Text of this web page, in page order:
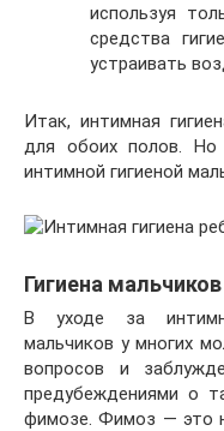
используя
средства
устраивать
Итак, интимная
для обоих полов.
интимной гигиеной
Гигиена мальчиков
В уходе за
мальчиков у многих
вопросов и
предубеждениями о
фимозе. Фимоз — это